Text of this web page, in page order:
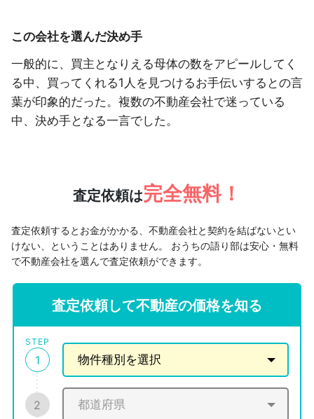
この会社を選んだ決め手
一般的に、買主となりえる母体の数をアピールしてく
る中、買ってくれる1人を見つけるお手伝いするとの言
葉が印象的だった。複数の不動産会社で迷っている
中、決め手となる一言でした。
査定依頼は完全無料！
査定依頼するとお金がかかる、不動産会社と契約を結ばないとい
けない、ということはありません。 おうちの語り部は安心・無料
で不動産会社を選んで査定依頼ができます。
査定依頼して不動産の価格を知る
STEP
1
2